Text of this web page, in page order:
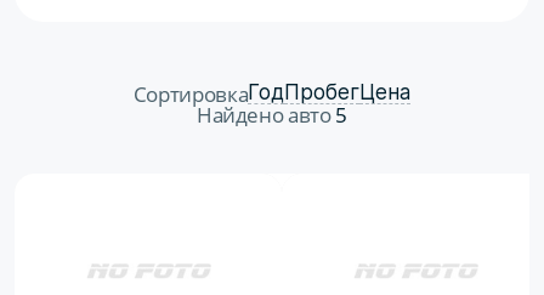
СортировкаГодПробегЦена
Найдено авто5